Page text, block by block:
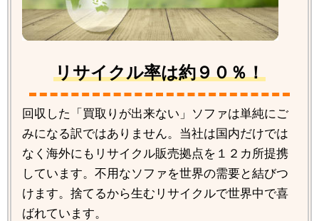
リサイクル率は約９０％！
回収した「買取りが出来ない」ソファは単純にご
みになる訳ではありません。当社は国内だけでは
なく海外にもリサイクル販売拠点を１２カ所提携
しています。不用なソファを世界の需要と結びつ
けます。捨てるから生むリサイクルで世界中で喜
ばれています。